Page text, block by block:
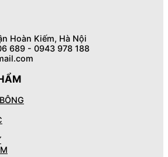
Hoàn Kiếm, Hà Nội
689 - 0943 978 188